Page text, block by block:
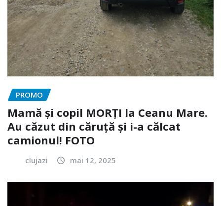
PROMO
Mamă și copil MORȚI la Ceanu Mare.
Au căzut din căruță și i-a călcat
camionul! FOTO
clujazi mai 12, 2025